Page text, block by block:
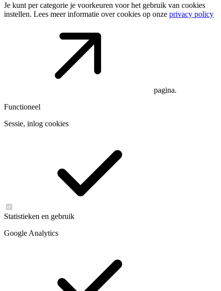
Je kunt per categorie je voorkeuren voor het gebruik van cookies
instellen. Lees meer informatie over cookies op onze privacy policy
pagina.
Functioneel
Sessie, inlog cookies
Statistieken en gebruik
Google Analytics